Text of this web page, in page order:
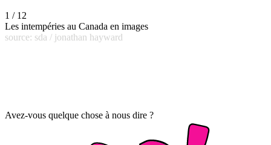
1 / 12
Les intempéries au Canada en images
source: sda / jonathan hayward
Avez-vous quelque chose à nous dire ?